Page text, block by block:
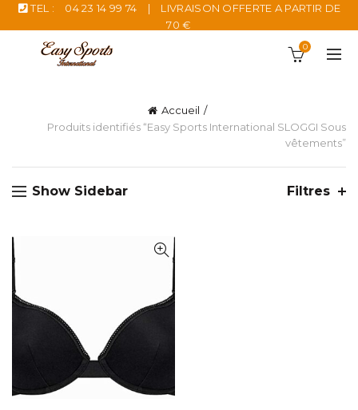
TEL : 04 23 14 99 74 |
LIVRAISON OFFERTE A PARTIR DE
70 €
0
Accueil
Produits identifiés “Easy Sports International SLOGGI Sous
vêtements”
Show Sidebar Filtres